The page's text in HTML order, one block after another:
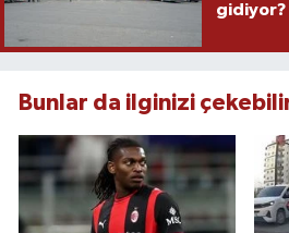
gidiyor?
Bunlar da ilginizi